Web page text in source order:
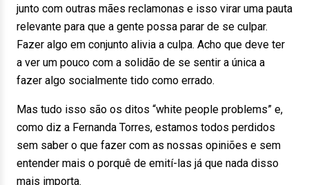
junto com outras mães reclamonas e isso virar uma pauta
relevante para que a gente possa parar de se culpar.
Fazer algo em conjunto alivia a culpa. Acho que deve ter
a ver um pouco com a solidão de se sentir a única a
fazer algo socialmente tido como errado.
Mas tudo isso são os ditos “white people problems” e,
como diz a Fernanda Torres, estamos todos perdidos
sem saber o que fazer com as nossas opiniões e sem
entender mais o porquê de emití-las já que nada disso
mais importa.